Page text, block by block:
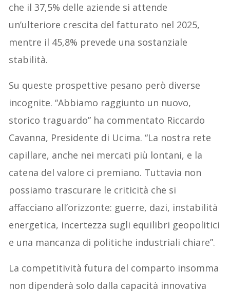
che il 37,5% delle aziende si attende
un’ulteriore crescita del fatturato nel 2025,
mentre il 45,8% prevede una sostanziale
stabilità.
Su queste prospettive pesano però diverse
incognite. “Abbiamo raggiunto un nuovo,
storico traguardo” ha commentato Riccardo
Cavanna, Presidente di Ucima. “La nostra rete
capillare, anche nei mercati più lontani, e la
catena del valore ci premiano. Tuttavia non
possiamo trascurare le criticità che si
affacciano all’orizzonte: guerre, dazi, instabilità
energetica, incertezza sugli equilibri geopolitici
e una mancanza di politiche industriali chiare”.
La competitività futura del comparto insomma
non dipenderà solo dalla capacità innovativa